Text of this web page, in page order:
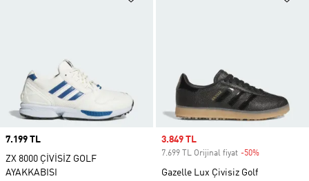
Price
7.199 TL
ZX 8000 ÇİVİSİZ GOLF
AYAKKABISI
Sale price
3.849 TL
7.699 TL Orijinal fiyat -50%
Gazelle Lux Çivisiz Golf